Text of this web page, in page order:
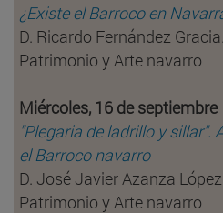
¿Existe el Barroco en
D. Ricardo Fernández
Patrimonio y Arte navarro
Miércoles, 16 de septiembre
"Plegaria de ladrillo y sillar".
el Barroco navarro
D. José Javier Azanza
Patrimonio y Arte navarro